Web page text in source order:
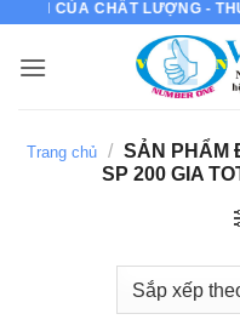
nội
IN CỦA CHẤT LƯỢNG -
Trang chủ / SẢN PHẨM
SP 200 GIA